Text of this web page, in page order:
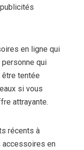
en ligne qui
qui
tentée
si vous
attrayante.
récents à
accessoires en